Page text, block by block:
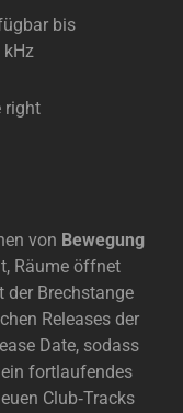
bis
kHz
right
von Bewegung
Räume öffnet
der Brechstange
Releases der
Date, sodass
fortlaufendes
Club‑Tracks